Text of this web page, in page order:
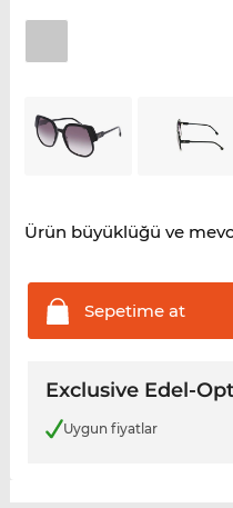
Ürün büyüklüğü ve
Sepetimeat
Exclusive Edel-
Uygun fiyatlar